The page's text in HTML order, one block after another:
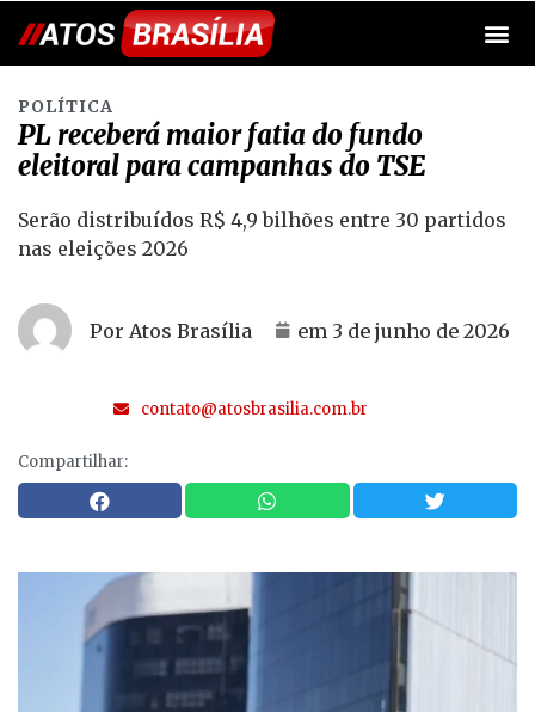
POLÍTICA
PL receberá maior fatia do fundo
eleitoral para campanhas do TSE
Serão distribuídos R$ 4,9 bilhões entre 30 partidos
nas eleições 2026
Por Atos Brasília em 3 de junho de 2026
contato@atosbrasilia.com.br
Compartilhar: